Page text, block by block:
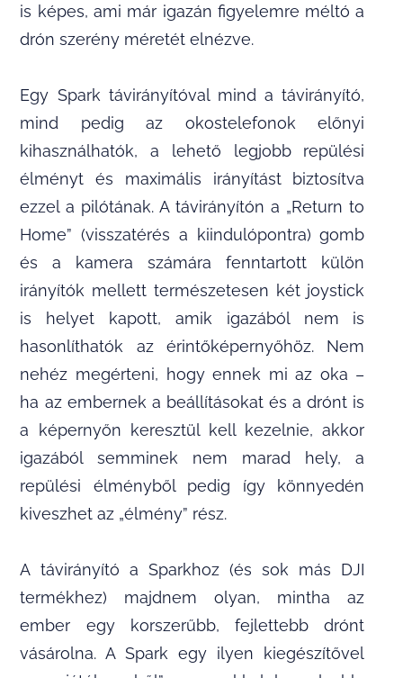
is képes, ami már igazán figyelemre méltó a
drón szerény méretét elnézve.
Egy Spark távirányítóval mind a távirányító,
mind pedig az okostelefonok előnyi
kihasználhatók, a lehető legjobb repülési
élményt és maximális irányítást biztosítva
ezzel a pilótának. A távirányítón a „Return to
Home” (visszatérés a kiindulópontra) gomb
és a kamera számára fenntartott külön
irányítók mellett természetesen két joystick
is helyet kapott, amik igazából nem is
hasonlíthatók az érintőképernyőhöz. Nem
nehéz megérteni, hogy ennek mi az oka –
ha az embernek a beállításokat és a drónt is
a képernyőn keresztül kell kezelnie, akkor
igazából semminek nem marad hely, a
repülési élményből pedig így könnyedén
kiveszhet az „élmény” rész.
A távirányító a Sparkhoz (és sok más DJI
termékhez) majdnem olyan, mintha az
ember egy korszerűbb, fejlettebb drónt
vásárolna. A Spark egy ilyen kiegészítővel